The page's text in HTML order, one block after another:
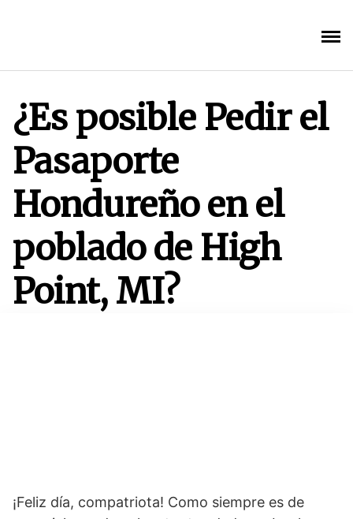
¿Es posible Pedir el
Pasaporte
Hondureño en el
poblado de High
Point, MI?
¡Feliz día, compatriota! Como siempre es de